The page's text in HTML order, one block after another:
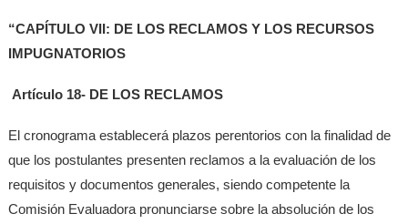
“CAPÍTULO VII: DE LOS RECLAMOS Y LOS RECURSOS
IMPUGNATORIOS
Artículo 18- DE LOS RECLAMOS
El cronograma establecerá plazos perentorios con la finalidad de
que los postulantes presenten reclamos a la evaluación de los
requisitos y documentos generales, siendo competente la
Comisión Evaluadora pronunciarse sobre la absolución de los